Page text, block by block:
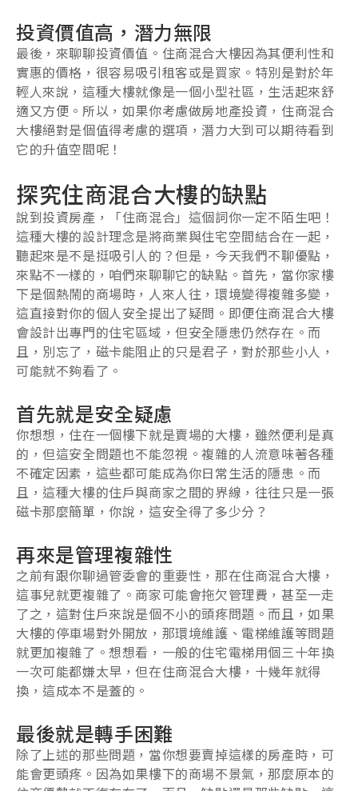
投資價值高，潛力無限
最後，來聊聊投資價值。住商混合大樓因為其便利性和
實惠的價格，很容易吸引租客或是買家。特別是對於年
輕人來說，這種大樓就像是一個小型社區，生活起來舒
適又方便。所以，如果你考慮做房地產投資，住商混合
大樓絕對是個值得考慮的選項，潛力大到可以期待看到
它的升值空間呢！
探究住商混合大樓的缺點
說到投資房產，「住商混合」這個詞你一定不陌生吧！
這種大樓的設計理念是將商業與住宅空間結合在一起，
聽起來是不是挺吸引人的？但是，今天我們不聊優點，
來點不一樣的，咱們來聊聊它的缺點。首先，當你家樓
下是個熱鬧的商場時，人來人往，環境變得複雜多變，
這直接對你的個人安全提出了疑問。即便住商混合大樓
會設計出專門的住宅區域，但安全隱患仍然存在。而
且，別忘了，磁卡能阻止的只是君子，對於那些小人，
可能就不夠看了。
首先就是安全疑慮
你想想，住在一個樓下就是賣場的大樓，雖然便利是真
的，但這安全問題也不能忽視。複雜的人流意味著各種
不確定因素，這些都可能成為你日常生活的隱患。而
且，這種大樓的住戶與商家之間的界線，往往只是一張
磁卡那麼簡單，你說，這安全得了多少分？
再來是管理複雜性
之前有跟你聊過管委會的重要性，那在住商混合大樓，
這事兒就更複雜了。商家可能會拖欠管理費，甚至一走
了之，這對住戶來說是個不小的頭疼問題。而且，如果
大樓的停車場對外開放，那環境維護、電梯維護等問題
就更加複雜了。想想看，一般的住宅電梯用個三十年換
一次可能都嫌太早，但在住商混合大樓，十幾年就得
換，這成本不是蓋的。
最後就是轉手困難
除了上述的那些問題，當你想要賣掉這樣的房產時，可
能會更頭疼。因為如果樓下的商場不景氣，那麼原本的